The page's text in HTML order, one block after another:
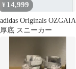
¥ 14,999
adidas Originals OZGAIA
厚底 スニーカー